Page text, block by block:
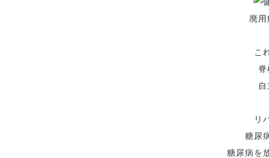
廃
こ
リ
糖尿
糖尿病を